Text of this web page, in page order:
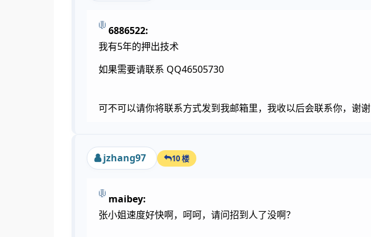
6886522:
我有5年的押出技术
如果需要请联系 QQ46505730
可不可以请你将联系方式发到我邮箱里，我收以后会联系你，谢谢
jzhang97 10 楼
maibey:
张小姐速度好快啊，呵呵，请问招到人了没啊？